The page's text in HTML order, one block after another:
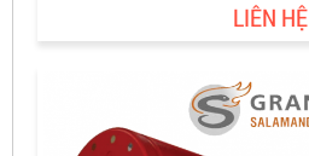
LIÊN HỆ